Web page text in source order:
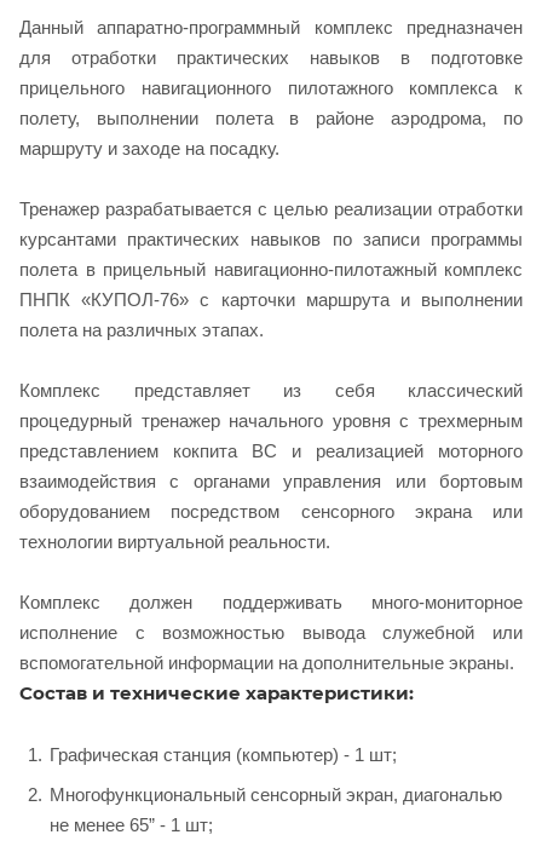
Данный аппаратно-программный комплекс предназначен
для отработки практических навыков в подготовке
прицельного навигационного пилотажного комплекса к
полету, выполнении полета в районе аэродрома, по
маршруту и заходе на посадку.
Тренажер разрабатывается с целью реализации отработки
курсантами практических навыков по записи программы
полета в прицельный навигационно-пилотажный комплекс
ПНПК «КУПОЛ-76» с карточки маршрута и выполнении
полета на различных этапах.
Комплекс представляет из себя классический
процедурный тренажер начального уровня с трехмерным
представлением кокпита ВС и реализацией моторного
взаимодействия с органами управления или бортовым
оборудованием посредством сенсорного экрана или
технологии виртуальной реальности.
Комплекс должен поддерживать много-мониторное
исполнение с возможностью вывода служебной или
вспомогательной информации на дополнительные экраны.
Состав и технические характеристики:
Графическая станция (компьютер) - 1 шт;
Многофункциональный сенсорный экран, диагональю
не менее 65” - 1 шт;